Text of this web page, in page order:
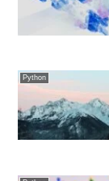
Python